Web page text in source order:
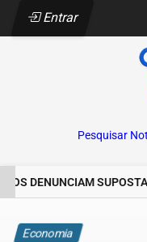
Entrar
Pesquisar
DENUNCIAM SUPOSTA
Economia